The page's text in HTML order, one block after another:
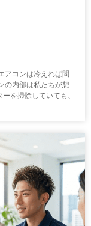
アコンは冷えれば問
の内部は私たちが想
を掃除していても、